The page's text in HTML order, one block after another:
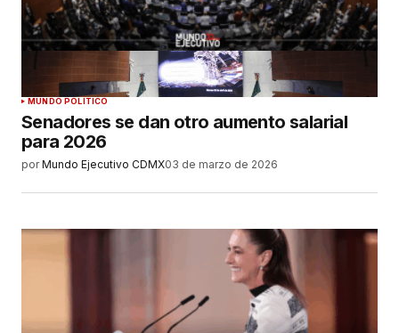
MUNDO POLÍTICO
Senadores se dan otro aumento salarial
para 2026
por Mundo Ejecutivo CDMX03 de marzo de 2026